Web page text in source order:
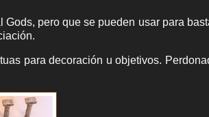
pero que se pueden usar para
para decoración u objetivos.